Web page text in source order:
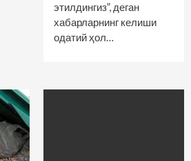
этилдингиз”, деган
хабарларнинг келиши
одатий ҳол…